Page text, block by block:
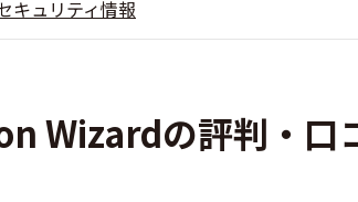
キュリティ情報
Wizardの評判・口